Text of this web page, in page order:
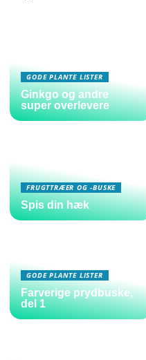
GODE PLANTE LISTER
Ginkgo og andre
super overlevere
FRUGTTRÆER OG -BUSKE
Spis din hæk
GODE PLANTE LISTER
Farverige prydbuske,
del 1